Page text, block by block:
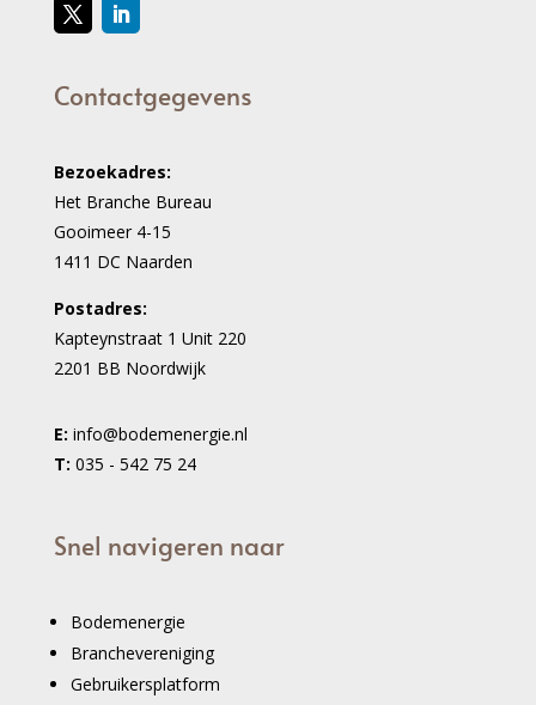
Contactgegevens
Bezoekadres:
Het Branche Bureau
Gooimeer 4-15
1411 DC Naarden
Postadres:
Kapteynstraat 1 Unit 220
2201 BB Noordwijk
E: info@bodemenergie.nl
T: 035 - 542 75 24
Snel navigeren naar
Bodemenergie
Branchevereniging
Gebruikersplatform